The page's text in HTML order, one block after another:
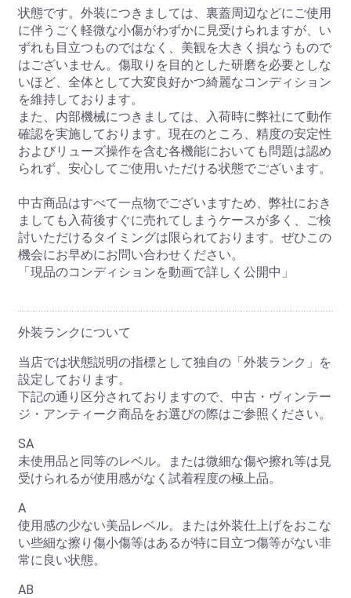
状態です。外装につきましては、裏蓋周辺などにご使用
に伴うごく軽微な小傷がわずかに見受けられますが、い
ずれも目立つものではなく、美観を大きく損なうもので
はございません。傷取りを目的とした研磨を必要としな
いほど、全体として大変良好かつ綺麗なコンディション
を維持しております。
また、内部機械につきましては、入荷時に弊社にて動作
確認を実施しております。現在のところ、精度の安定性
およびリューズ操作を含む各機能においても問題は認め
られず、安心してご使用いただける状態でございます。
中古商品はすべて一点物でございますため、弊社におき
ましても入荷後すぐに売れてしまうケースが多く、ご検
討いただけるタイミングは限られております。ぜひこの
機会にお早めにお問い合わせください。
「現品のコンディションを動画で詳しく公開中」
外装ランクについて
当店では状態説明の指標として独自の「外装ランク」を
設定しております。
下記の通り区分されておりますので、中古・ヴィンテー
ジ・アンティーク商品をお選びの際はご参照ください。
SA
未使用品と同等のレベル。または微細な傷や擦れ等は見
受けられるが使用感がなく試着程度の極上品。
A
使用感の少ない美品レベル。または外装仕上げをおこな
い些細な擦り傷小傷等はあるが特に目立つ傷等がない非
常に良い状態。
AB